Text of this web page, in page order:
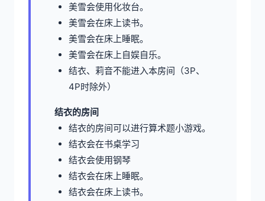
美雪会使用化妆台。
美雪会在床上读书。
美雪会在床上睡眠。
美雪会在床上自娱自乐。
结衣、莉音不能进入本房间（3P、
4P时除外）
结衣的房间
结衣的房间可以进行算术题小游戏。
结衣会在书桌学习
结衣会使用钢琴
结衣会在床上睡眠。
结衣会在床上读书。